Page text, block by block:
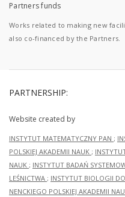
Partners funds
Works related to making new
also co-financed by the Partners.
PARTNERSHIP:
Website created by
INSTYTUT MATEMATYCZNY PAN ;
POLSKIEJ AKADEMII NAUK ;
NAUK ; INSTYTUT BADAŃ
LEŚNICTWA ; INSTYTUT BIOLOGII
NENCKIEGO POLSKIEJ AKADEMII